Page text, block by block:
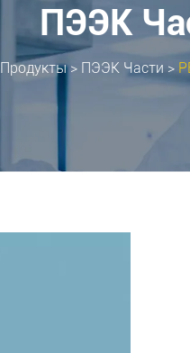
ПЭЭК
Продукты> ПЭЭК Части >